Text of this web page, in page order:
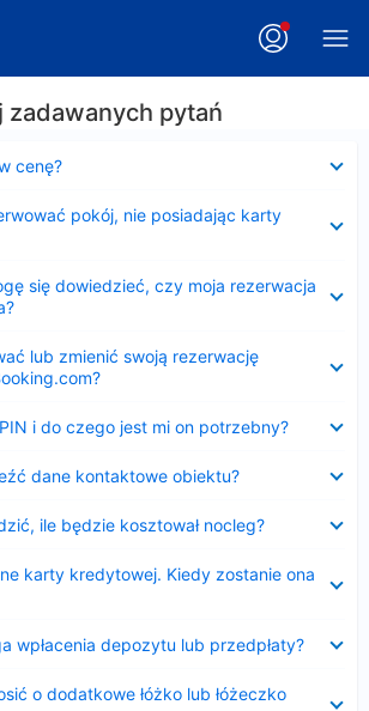
zadawanych pytań
cenę?
pokój, nie posiadając karty
się dowiedzieć, czy moja rezerwacja
lub zmienić swoją rezerwację
i do czego jest mi on potrzebny?
dane kontaktowe obiektu?
ile będzie kosztował nocleg?
karty kredytowej. Kiedy zostanie ona
wpłacenia depozytu lub przedpłaty?
o dodatkowe łóżko lub łóżeczko